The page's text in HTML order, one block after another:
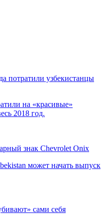
потратили узбекистанцы
на «красивые»
2018 год.
знак Chevrolet Onix
может начать выпуск
сами себя